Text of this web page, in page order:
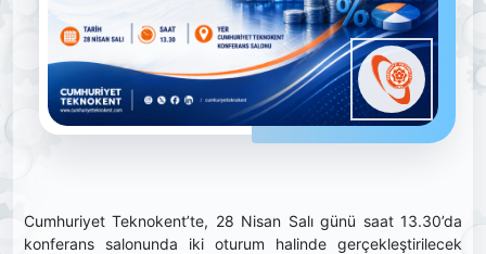
Cumhuriyet Teknokent’te, 28 Nisan Salı günü saat 13.30’da
konferans salonunda iki oturum halinde gerçekleştirilecek